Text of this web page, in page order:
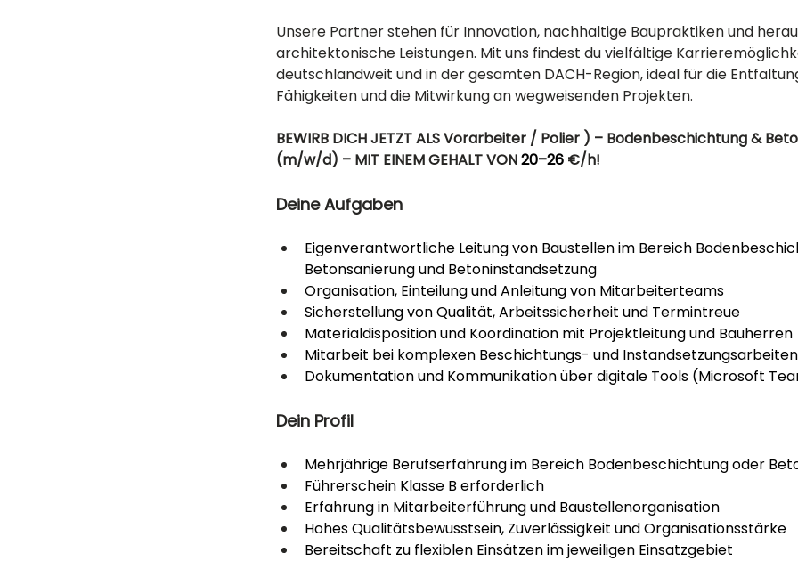
Unsere Partner stehen für Innovation, nachhaltige Baupraktiken und
architektonische Leistungen. Mit uns findest du vielfältige
deutschlandweit und in der gesamten DACH-Region, ideal für die
Fähigkeiten und die Mitwirkung an wegweisenden Projekten.
BEWIRB DICH JETZT ALS Vorarbeiter / Polier ) – Bodenbeschichtung &
(m/w/d) – MIT EINEM GEHALT VON 20–26 €/h!
Deine Aufgaben
Eigenverantwortliche Leitung von Baustellen im Bereich
Betonsanierung und Betoninstandsetzung
Organisation, Einteilung und Anleitung von Mitarbeiterteams
Sicherstellung von Qualität, Arbeitssicherheit und Termintreue
Materialdisposition und Koordination mit Projektleitung und Bauherren
Mitarbeit bei komplexen Beschichtungs- und Instandsetzungsarbeiten
Dokumentation und Kommunikation über digitale Tools (Microsoft
Dein Profil
Mehrjährige Berufserfahrung im Bereich Bodenbeschichtung oder
Führerschein Klasse B erforderlich
Erfahrung in Mitarbeiterführung und Baustellenorganisation
Hohes Qualitätsbewusstsein, Zuverlässigkeit und Organisationsstärke
Bereitschaft zu flexiblen Einsätzen im jeweiligen Einsatzgebiet